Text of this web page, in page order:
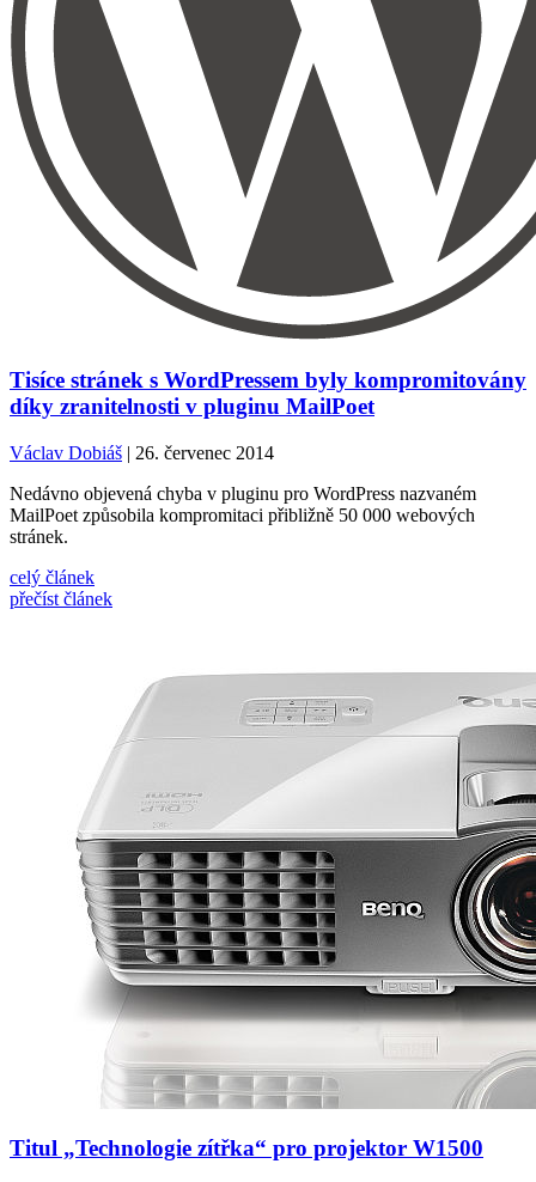
Tisíce stránek s WordPressem byly kompromitovány
díky zranitelnosti v pluginu MailPoet
Václav Dobiáš| 26. červenec 2014
Nedávno objevená chyba v pluginu pro WordPress nazvaném
MailPoet způsobila kompromitaci přibližně 50 000 webových
stránek.
celý článek
přečíst článek
Titul „Technologie zítřka“ pro projektor W1500